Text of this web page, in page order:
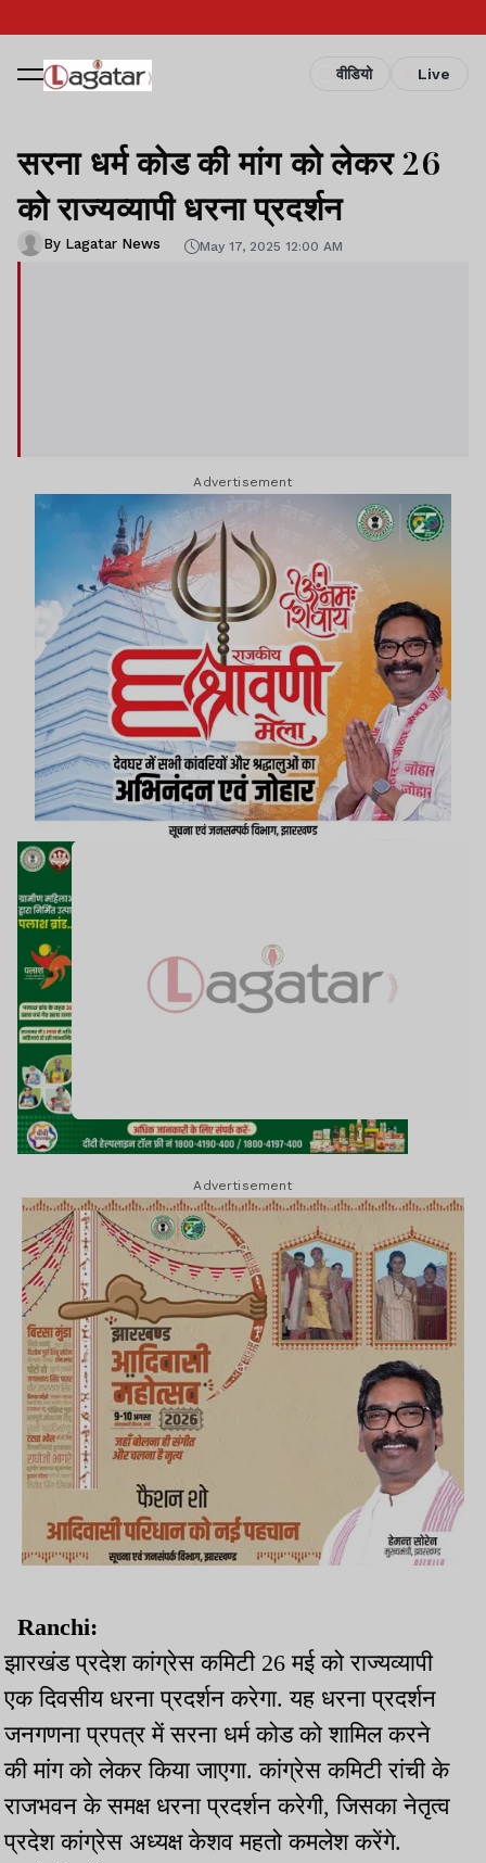
वीडियो Live
सरना धर्म कोड की मांग को लेकर 26
को राज्यव्यापी धरना प्रदर्शन
By Lagatar News May 17, 2025 12:00 AM
Advertisement
Advertisement
Ranchi:
झारखंड प्रदेश कांग्रेस कमिटी 26 मई को राज्यव्यापी
एक दिवसीय धरना प्रदर्शन करेगा. यह धरना प्रदर्शन
जनगणना प्रपत्र में सरना धर्म कोड को शामिल करने
की मांग को लेकर किया जाएगा. कांग्रेस कमिटी रांची के
राजभवन के समक्ष धरना प्रदर्शन करेगी, जिसका नेतृत्व
प्रदेश कांग्रेस अध्यक्ष केशव महतो कमलेश करेंगे.